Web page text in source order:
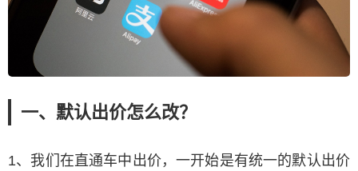
一、默认出价怎么改？
1、我们在直通车中出价，一开始是有统一的默认出价